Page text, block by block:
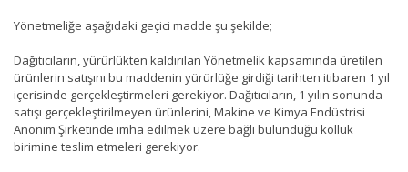
Yönetmeliğe aşağıdaki geçici madde şu şekilde;
Dağıtıcıların, yürürlükten kaldırılan Yönetmelik kapsamında üretilen
ürünlerin satışını bu maddenin yürürlüğe girdiği tarihten itibaren 1 yıl
içerisinde gerçekleştirmeleri gerekiyor. Dağıtıcıların, 1 yılın sonunda
satışı gerçekleştirilmeyen ürünlerini, Makine ve Kimya Endüstrisi
Anonim Şirketinde imha edilmek üzere bağlı bulunduğu kolluk
birimine teslim etmeleri gerekiyor.